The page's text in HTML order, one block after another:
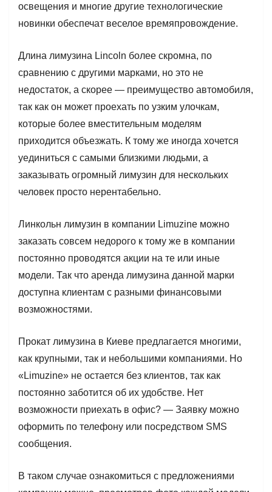
освещения и многие другие технологические
новинки обеспечат веселое времяпровождение.
Длина лимузина Lincoln более скромна, по
сравнению с другими марками, но это не
недостаток, а скорее — преимущество автомобиля,
так как он может проехать по узким улочкам,
которые более вместительным моделям
приходится объезжать. К тому же иногда хочется
уединиться с самыми близкими людьми, а
заказывать огромный лимузин для нескольких
человек просто нерентабельно.
Линкольн лимузин в компании Limuzine можно
заказать совсем недорого к тому же в компании
постоянно проводятся акции на те или иные
модели. Так что аренда лимузина данной марки
доступна клиентам с разными финансовыми
возможностями.
Прокат лимузина в Киеве предлагается многими,
как крупными, так и небольшими компаниями. Но
«Limuzine» не остается без клиентов, так как
постоянно заботится об их удобстве. Нет
возможности приехать в офис? — Заявку можно
оформить по телефону или посредством SMS
сообщения.
В таком случае ознакомиться с предложениями